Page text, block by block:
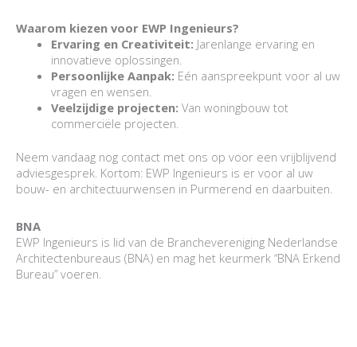
Waarom kiezen voor EWP Ingenieurs?
Ervaring en Creativiteit: Jarenlange ervaring en
innovatieve oplossingen.
Persoonlijke Aanpak: Eén aanspreekpunt voor al uw
vragen en wensen.
Veelzijdige projecten: Van woningbouw tot
commerciële projecten.
Neem vandaag nog contact met ons op voor een vrijblijvend
adviesgesprek. Kortom: EWP Ingenieurs is er voor al uw
bouw- en architectuurwensen in Purmerend en daarbuiten.
BNA
EWP Ingenieurs is lid van de Branchevereniging Nederlandse
Architectenbureaus (BNA) en mag het keurmerk “BNA Erkend
Bureau” voeren.